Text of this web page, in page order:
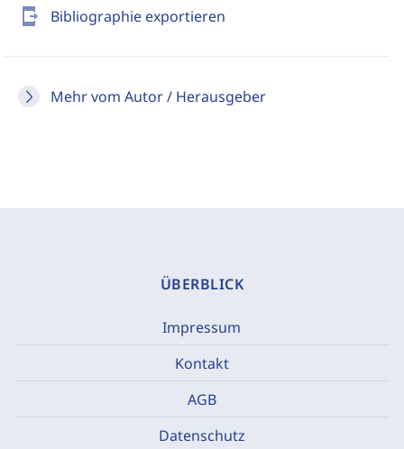
send_to_mobile Bibliographie exportieren
Mehr vom Autor / Herausgeber
ÜBERBLICK
Impressum
Kontakt
AGB
Datenschutz